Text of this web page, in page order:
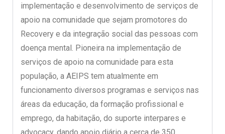
implementação e desenvolvimento de serviços de
apoio na comunidade que sejam promotores do
Recovery e da integração social das pessoas com
doença mental. Pioneira na implementação de
serviços de apoio na comunidade para esta
população, a AEIPS tem atualmente em
funcionamento diversos programas e serviços nas
áreas da educação, da formação profissional e
emprego, da habitação, do suporte interpares e